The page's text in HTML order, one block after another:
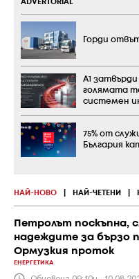
НАЙ-НОВО НАЙ-ЧЕТЕНИ
Петролът поскъпна,
надеждите за бързо
Ормузкия проток
ЕНЕРГЕТИКА
ADVERTORIAL
Горди
А1
голямата
системен
75% от
България